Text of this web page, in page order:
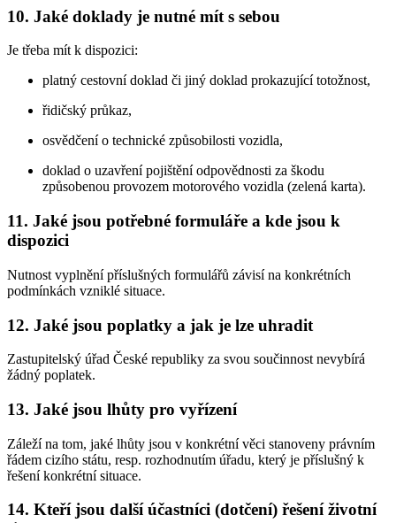
10. Jaké doklady je nutné mít s sebou
Je třeba mít k dispozici:
platný cestovní doklad či jiný doklad prokazující totožnost,
řidičský průkaz,
osvědčení o technické způsobilosti vozidla,
doklad o uzavření pojištění odpovědnosti za škodu
způsobenou provozem motorového vozidla (zelená karta).
11. Jaké jsou potřebné formuláře a kde jsou k
dispozici
Nutnost vyplnění příslušných formulářů závisí na konkrétních
podmínkách vzniklé situace.
12. Jaké jsou poplatky a jak je lze uhradit
Zastupitelský úřad České republiky za svou součinnost nevybírá
žádný poplatek.
13. Jaké jsou lhůty pro vyřízení
Záleží na tom, jaké lhůty jsou v konkrétní věci stanoveny právním
řádem cizího státu, resp. rozhodnutím úřadu, který je příslušný k
řešení konkrétní situace.
14. Kteří jsou další účastníci (dotčení) řešení životní